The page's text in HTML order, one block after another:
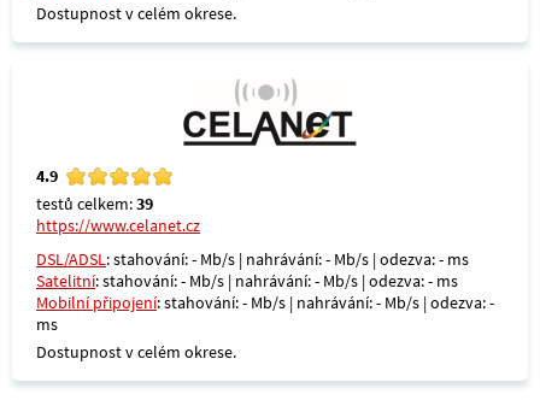
Dostupnost v celém okrese.
4.9
testů celkem:39
https://www.celanet.cz
DSL/ADSL: stahování: - Mb/s | nahrávání: - Mb/s | odezva: - ms
Satelitní: stahování: - Mb/s | nahrávání: - Mb/s | odezva: - ms
Mobilní připojení: stahování: - Mb/s | nahrávání: - Mb/s | odezva: -
ms
Dostupnost v celém okrese.